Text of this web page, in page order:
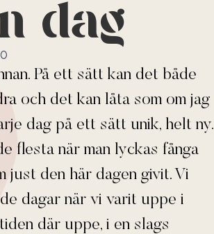
dag
På ett sätt kan det både
och det kan låta som om jag
dag på ett sätt unik, helt ny.
flesta när man lyckas fånga
just den här dagen givit. Vi
dagar när vi varit uppe i
där uppe, i en slags